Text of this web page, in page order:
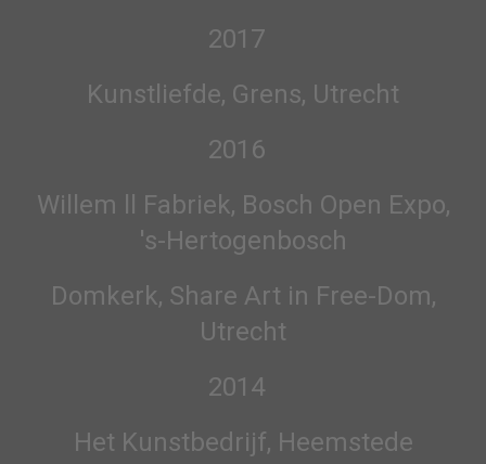
2017
Kunstliefde, Grens, Utrecht
2016
Willem ll Fabriek, Bosch Open Expo,
's-Hertogenbosch
Domkerk, Share Art in Free-Dom,
Utrecht
2014
Het Kunstbedrijf, Heemstede